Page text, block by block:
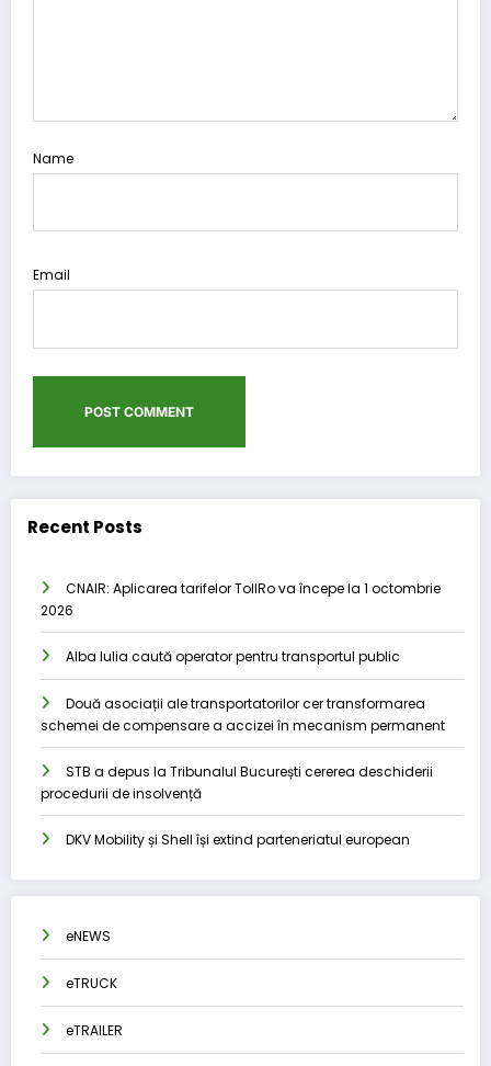
Name
Email
Recent Posts
CNAIR: Aplicarea tarifelor TollRo va începe la 1 octombrie
2026
Alba Iulia caută operator pentru transportul public
Două asociații ale transportatorilor cer transformarea
schemei de compensare a accizei în mecanism permanent
STB a depus la Tribunalul București cererea deschiderii
procedurii de insolvență
DKV Mobility și Shell își extind parteneriatul european
eNEWS
eTRUCK
eTRAILER